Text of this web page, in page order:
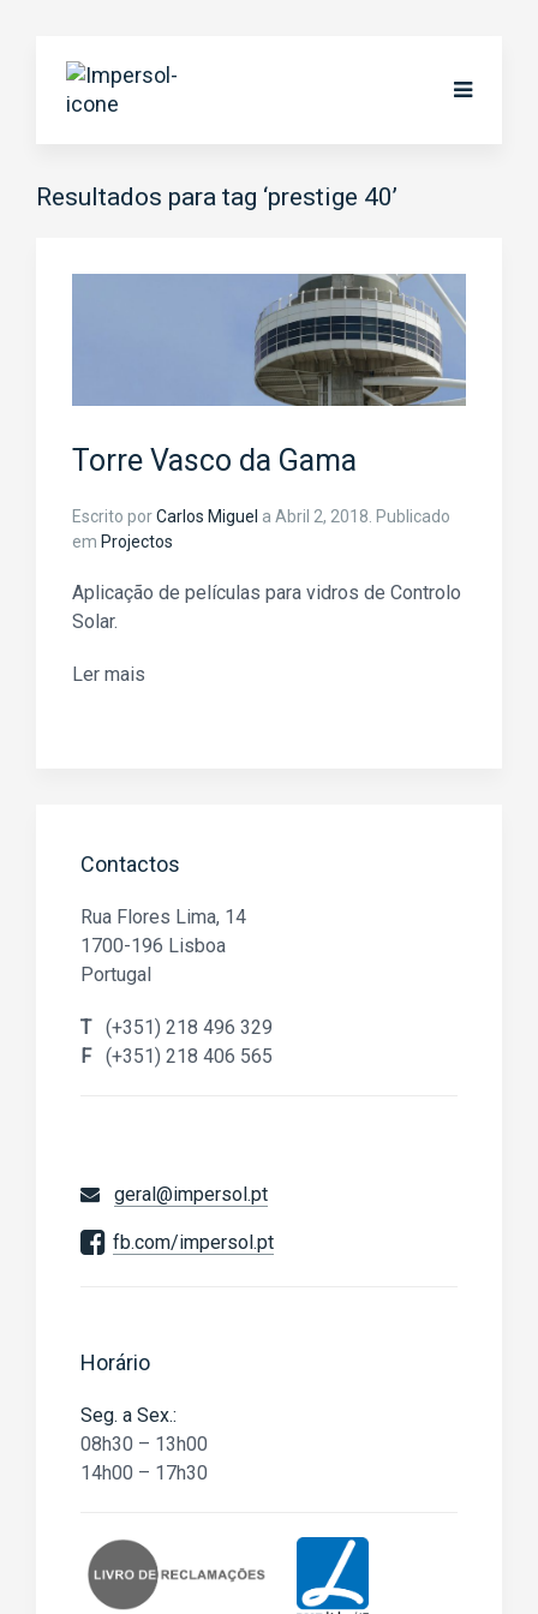
Resultados para tag ‘prestige 40’
Torre Vasco da Gama
Escrito porCarlos Miguel a Abril 2, 2018 . Publicado
em Projectos
Aplicação de películas para vidros de Controlo
Solar.
Ler mais
Contactos
Rua Flores Lima, 14
1700-196 Lisboa
Portugal
T (+351) 218 496 329
F (+351) 218 406 565
geral@impersol.pt
fb.com/impersol.pt
Horário
Seg. a Sex.:
08h30 – 13h00
14h00 – 17h30